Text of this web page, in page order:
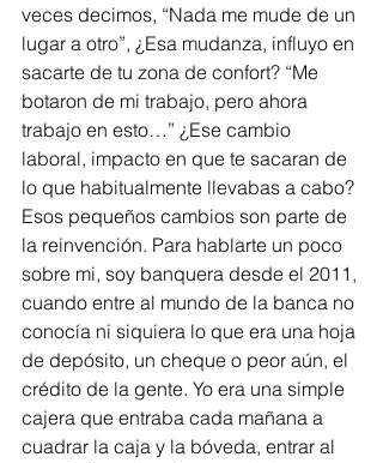
veces decimos, “Nada me mude de un
lugar a otro”, ¿Esa mudanza, influyo en
sacarte de tu zona de confort? “Me
botaron de mi trabajo, pero ahora
trabajo en esto…” ¿Ese cambio
laboral, impacto en que te sacaran de
lo que habitualmente llevabas a cabo?
Esos pequeños cambios son parte de
la reinvención. Para hablarte un poco
sobre mi, soy banquera desde el 2011,
cuando entre al mundo de la banca no
conocía ni siquiera lo que era una hoja
de depósito, un cheque o peor aún, el
crédito de la gente. Yo era una simple
cajera que entraba cada mañana a
cuadrar la caja y la bóveda, entrar al